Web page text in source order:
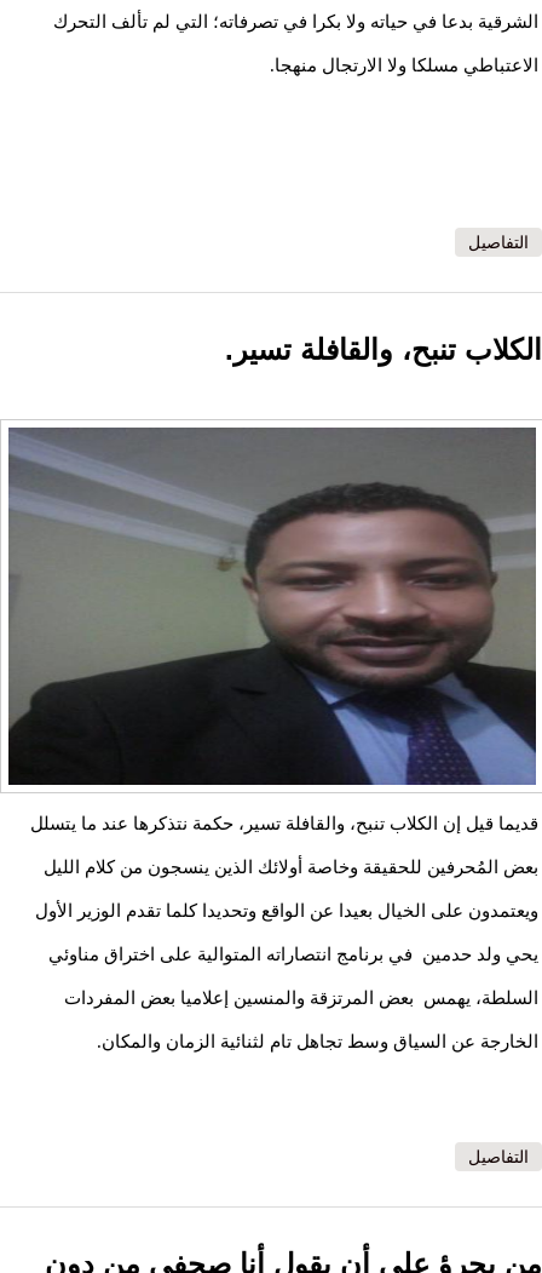
الشرقية بدعا في حياته ولا بكرا في تصرفاته؛ التي لم تألف التحرك
الاعتباطي مسلكا ولا الارتجال منهجا.
التفاصيل
الكلاب تنبح، والقافلة تسير.
قديما قيل إن الكلاب تنبح، والقافلة تسير، حكمة نتذكرها عند ما يتسلل
بعض المُحرفين للحقيقة وخاصة أولائك الذين ينسجون من كلام الليل
ويعتمدون على الخيال بعيدا عن الواقع وتحديدا كلما تقدم الوزير الأول
يحي ولد حدمين في برنامج انتصاراته المتوالية على اختراق مناوئي
السلطة، يهمس بعض المرتزقة والمنسين إعلاميا بعض المفردات
الخارجة عن السياق وسط تجاهل تام لثنائية الزمان والمكان.
التفاصيل
من يجرؤ على أن يقول أنا صحفي من دون